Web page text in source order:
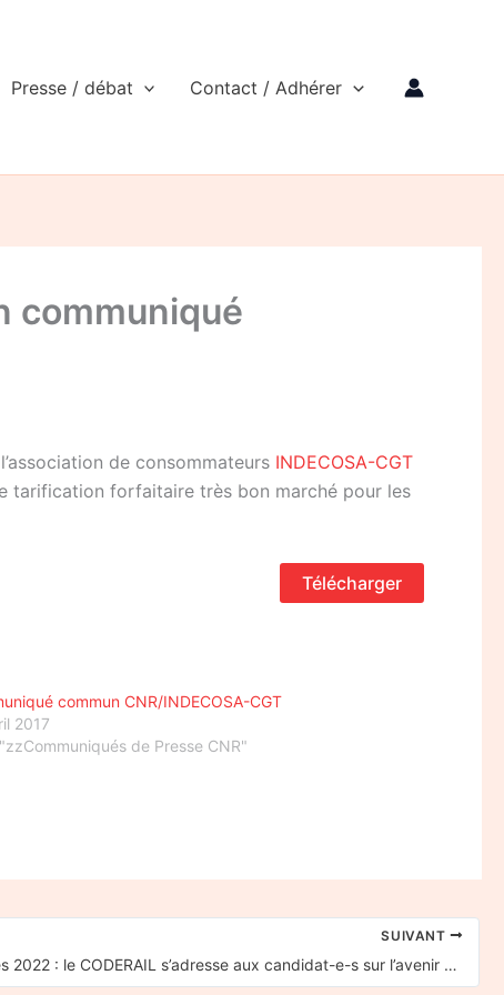
Presse / débat Contact / Adhérer
communiqué
de consommateurs INDECOSA-CGT
tarification forfaitaire très bon marché pour les
Télécharger
commun CNR/INDECOSA-CGT
2017
de Presse CNR"
SUIVANT
Législatives 2022 : le CODERAIL s’adresse aux candidat-e-s sur l’avenir du service public ferroviaire